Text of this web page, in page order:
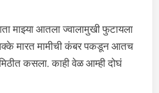
माझ्या आतला ज्वालामुखी फुटायला
धक्के मारत मामीची कंबर पकडून आतच
कसला. काही वेळ आम्ही दोघं